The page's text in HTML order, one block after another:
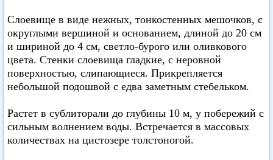
Слоевище в виде нежных, тонкостенных мешочков, с
округлыми вершиной и основанием, длиной до 20 см
и шириной до 4 см, светло-бурого или оливкового
цвета. Стенки слоевища гладкие, с неровной
поверхностью, слипающиеся. Прикрепляется
небольшой подошвой с едва заметным стебельком.
Растет в сублиторали до глубины 10 м, у побережий с
сильным волнением воды. Встречается в массовых
количествах на цистозере толстоногой.